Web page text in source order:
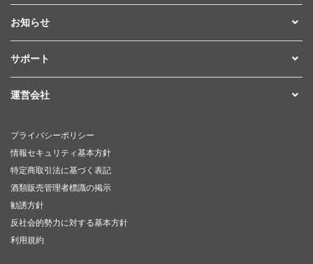
お知らせ
サポート
運営会社
プライバシーポリシー
情報セキュリティ基本方針
特定商取引法に基づく表記
酒類販売管理者標識の掲示
勧誘方針
反社会的勢力に対する基本方針
利用規約